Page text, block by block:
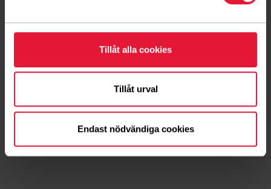
Tillåt alla cookies
Tillåt urval
Endast nödvändiga cookies
Locatie voor hardloopsessies en nordic walking.
Ontmoetingspunt: Bemelstraat bij bushalte “Chien
vert” 36